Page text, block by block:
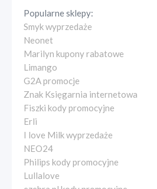
Popularne sklepy:
Smyk wyprzedaże
Neonet
Marilyn kupony rabatowe
Limango
G2A promocje
Znak Księgarnia internetowa
Fiszki kody promocyjne
Erli
I love Milk wyprzedaże
NEO24
Philips kody promocyjne
Lullalove